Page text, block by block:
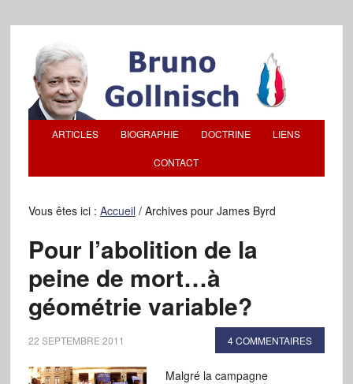
ARTICLES BIOGRAPHIE DOCTRINE LIENS
CONTACT
Vous êtes ici : Accueil /Archives pour James Byrd
Pour l’abolition de la
peine de mort…à
géométrie variable?
22 SEPTEMBRE 2011 4 COMMENTAIRES
Malgré la campagne